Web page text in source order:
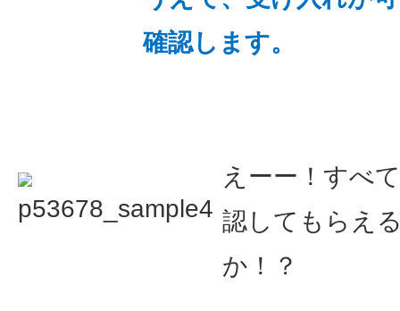
確認します。
えーー！すべ
認してもらえ
か！？